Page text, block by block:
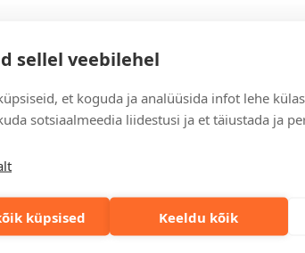
sellel veebilehel
et koguda ja analüüsida infot lehe
sotsiaalmeedia liidestusi ja et täiustada ja
küpsised Keeldu kõik
igast küljest. Särgi
ja katta trükiga ka
loomiseks!
Tarneaeg
Tarneaeg
tööpäeva
Üle 500